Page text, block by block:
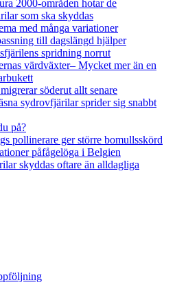
2000-områden hotar de
som ska skyddas
med många variationer
till dagslängd hjälper
spridning norrut
värdväxter– Mycket mer än en
söderut allt senare
sydrovfjärilar sprider sig snabbt
på?
pollinerare ger större bomullsskörd
påfågelöga i Belgien
skyddas oftare än alldagliga